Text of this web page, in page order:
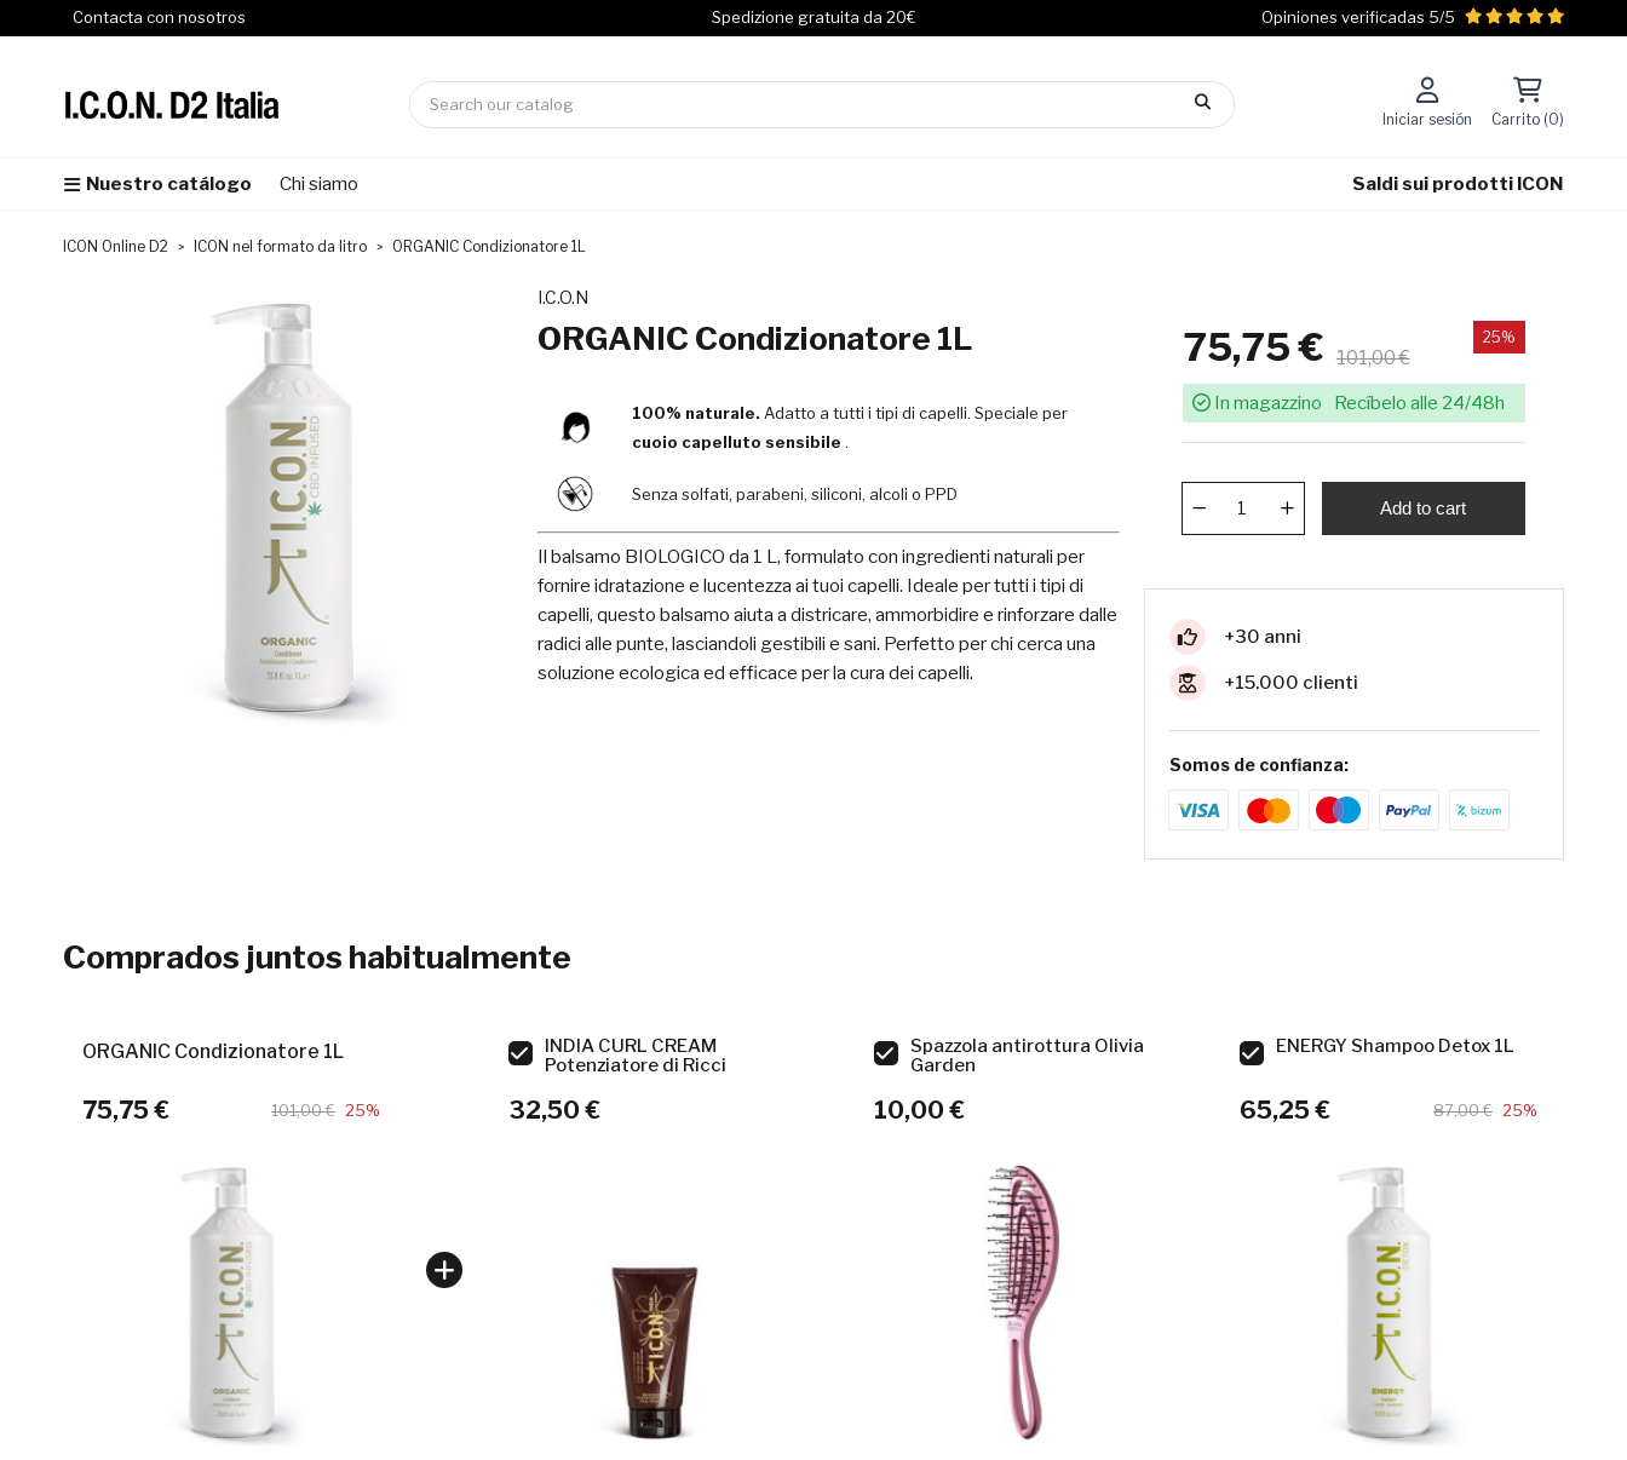
Contacta con nosotros Spedizione gratuita da 20€ Opiniones verificadas 5/5
Iniciar sesión Carrito (0)
Nuestro catálogo Chi siamo Saldi sui prodotti ICON
ICON Online D2 ICON nel formato da litro ORGANIC Condizionatore 1L
I.C.O.N
ORGANIC Condizionatore 1L
100% naturale. Adatto a tutti i tipi di capelli. Speciale per
cuoio capelluto sensibile .
Senza solfati, parabeni, siliconi, alcoli o PPD
Il balsamo BIOLOGICO da 1 L, formulato con ingredienti naturali per
fornire idratazione e lucentezza ai tuoi capelli. Ideale per tutti i tipi di
capelli, questo balsamo aiuta a districare, ammorbidire e rinforzare dalle
radici alle punte, lasciandoli gestibili e sani. Perfetto per chi cerca una
soluzione ecologica ed efficace per la cura dei capelli.
75,75 € 101,00 €
25%
In magazzino Recíbelo alle 24/48h
Add to cart
+30 anni
+15.000 clienti
Somos de confianza:
Comprados juntos habitualmente
ORGANIC Condizionatore 1L
75,75 € 101,00 € 25%
INDIA CURL CREAM
Potenziatore di Ricci
32,50 €
Spazzola antirottura Olivia
Garden
10,00 €
ENERGY Shampoo Detox 1L
65,25 € 87,00 € 25%